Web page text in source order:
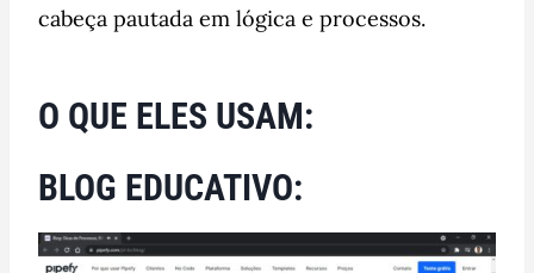
cabeça pautada em lógica e processos.
O QUE ELES USAM:
BLOG EDUCATIVO: